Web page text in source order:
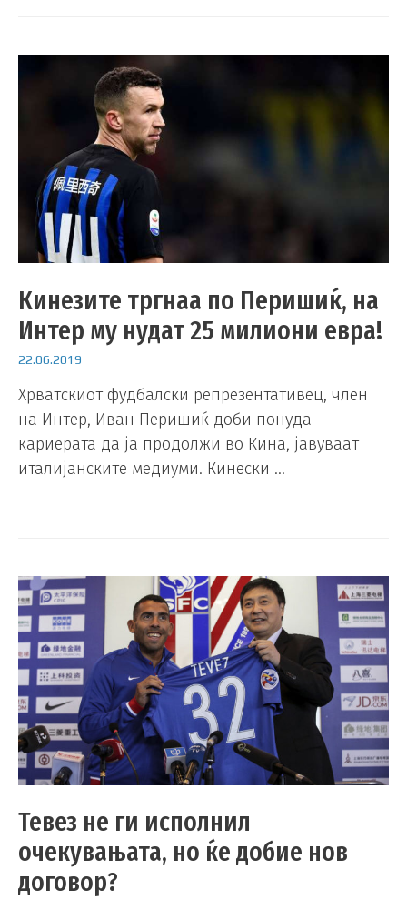
Кинезите тргнаа по Перишиќ, на
Интер му нудат 25 милиони евра!
22.06.2019
Хрватскиот фудбалски репрезентативец, член
на Интер, Иван Перишиќ доби понуда
кариерата да ја продолжи во Кина, јавуваат
италијанските медиуми. Кинески …
Тевез не ги исполнил
очекувањата, но ќе добие нов
договор?